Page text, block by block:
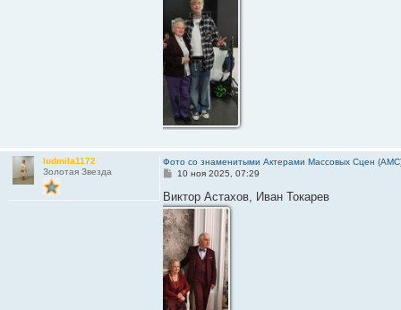
и
е
ludmila1172
Золотая Звезда
Фото со знаменитыми Актерами Массовых Сцен
С
о
б
щ
е
н
и
е
10 ноя 2025, 07:29
Виктор Астахов, Иван Токарев